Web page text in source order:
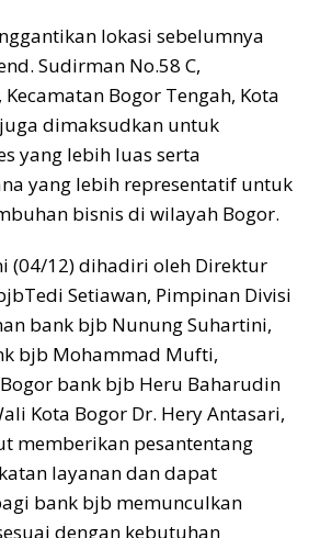
lokasi sebelumnya
Sudirman No.58 C,
Kecamatan Bogor Tengah, Kota
dimaksudkan untuk
yang lebih luas serta
yang lebih representatif untuk
bisnis di wilayah Bogor.
(04/12)dihadiri oleh Direktur
Tedi Setiawan, Pimpinan Divisi
bank bjb Nunung Suhartini,
bjb Mohammad Mufti,
bank bjb Heru Baharudin
Kota Bogor Dr. Hery Antasari,
memberikan pesantentang
layanandandapat
bank bjb memunculkan
dengan kebutuhan